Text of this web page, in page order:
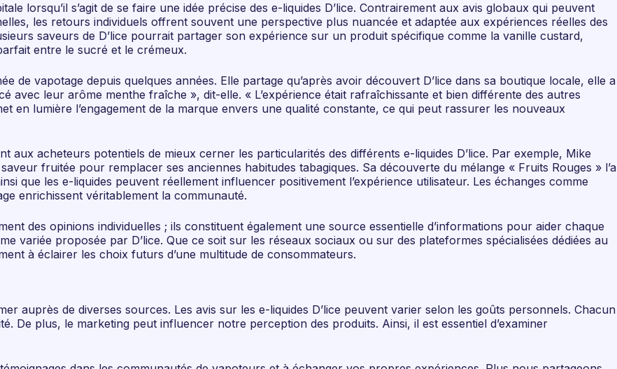
lorsqu’il s’agit de se faire une idée précise des e-liquides D’lice. Contrairement aux avis globaux qui peuvent
les retours individuels offrent souvent une perspective plus nuancée et adaptée aux expériences réelles des
saveurs de D’lice pourrait partager son expérience sur un produit spécifique comme la vanille custard,
entre le sucré et le crémeux.
de vapotage depuis quelques années. Elle partage qu’après avoir découvert D’lice dans sa boutique locale, elle a
avec leur arôme menthe fraîche », dit-elle. « L’expérience était rafraîchissante et bien différente des autres
en lumière l’engagement de la marque envers une qualité constante, ce qui peut rassurer les nouveaux
acheteurs potentiels de mieux cerner les particularités des différents e-liquides D’lice. Par exemple, Mike
fruitée pour remplacer ses anciennes habitudes tabagiques. Sa découverte du mélange « Fruits Rouges » l’a
que les e-liquides peuvent réellement influencer positivement l’expérience utilisateur. Les échanges comme
enrichissent véritablement la communauté.
des opinions individuelles ; ils constituent également une source essentielle d’informations pour aider chaque
variée proposée par D’lice. Que ce soit sur les réseaux sociaux ou sur des plateformes spécialisées dédiées au
à éclairer les choix futurs d’une multitude de consommateurs.
auprès de diverses sources. Les avis sur les e-liquides D’lice peuvent varier selon les goûts personnels. Chacun
De plus, le marketing peut influencer notre perception des produits. Ainsi, il est essentiel d’examiner